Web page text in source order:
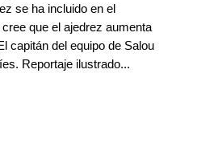
se ha incluido en el
que el ajedrez aumenta
capitán del equipo de Salou
Reportaje ilustrado...